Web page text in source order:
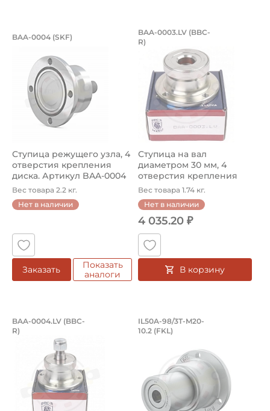
Ступица режущего узла, 4
Ступица BAA-0004 от SKF предназначена для
BAA-0004 (SKF)
Ступица режущего узла, 4
отверстия крепления
диска. Артикул BAA-0004
(S...
Вес товара 2.2 кг.
Нет в наличии
Заказать
Показать
аналоги
Ступица на вал
Ступица с валом BAA-
BAA-0003.LV (BBC-
R)
Ступица на вал
диаметром 30 мм, 4
отверстия крепления
диска. Артикул BA...
Вес товара 1.74 кг.
Нет в наличии
4 035.20 ₽
В корзину
Ступица с валом 30 мм, 4 отверстия
Ступица с валом BAA-0004.LV BBC-R — Мощность и
BAA-0004.LV (BBC-
R)
Ступица режущего
Ступица режущего узла
IL50A-98/3T-M20-
10.2 (FKL)